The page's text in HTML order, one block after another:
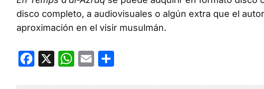
disco completo, a audiovisuales o algún extra que el
aproximación en el visir musulmán.
Facebook
X WhatsApp
Email